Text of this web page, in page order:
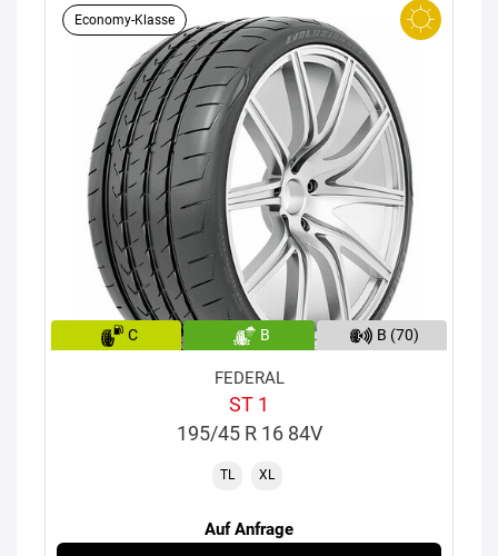
Economy-Klasse
C B B (70)
FEDERAL
ST 1
195/45 R 16 84V
TL XL
Auf Anfrage